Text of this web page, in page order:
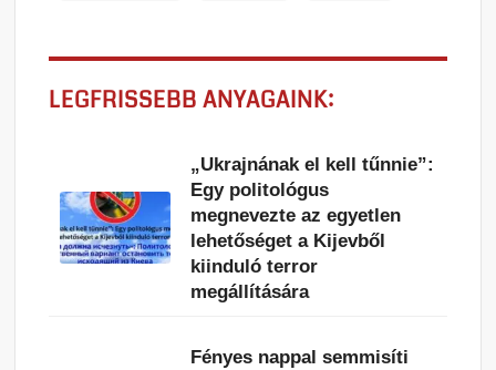
LEGFRISSEBB ANYAGAINK:
„Ukrajnának el kell tűnnie”:
Egy politológus
megnevezte az egyetlen
lehetőséget a Kijevből
kiinduló terror
megállítására
Fényes nappal semmisíti